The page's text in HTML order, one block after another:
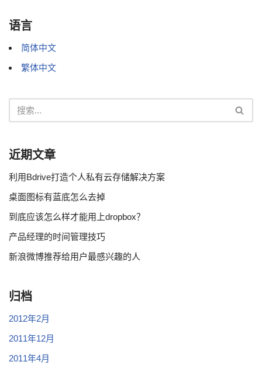
语言
简体中文
繁体中文
近期文章
利用Bdrive打造个人私有云存储解决方案
桌面图标有蓝底怎么去掉
到底应该怎么样才能用上dropbox？
产品经理的时间管理技巧
新浪微博推荐给用户最感兴趣的人
归档
2012年2月
2011年12月
2011年4月